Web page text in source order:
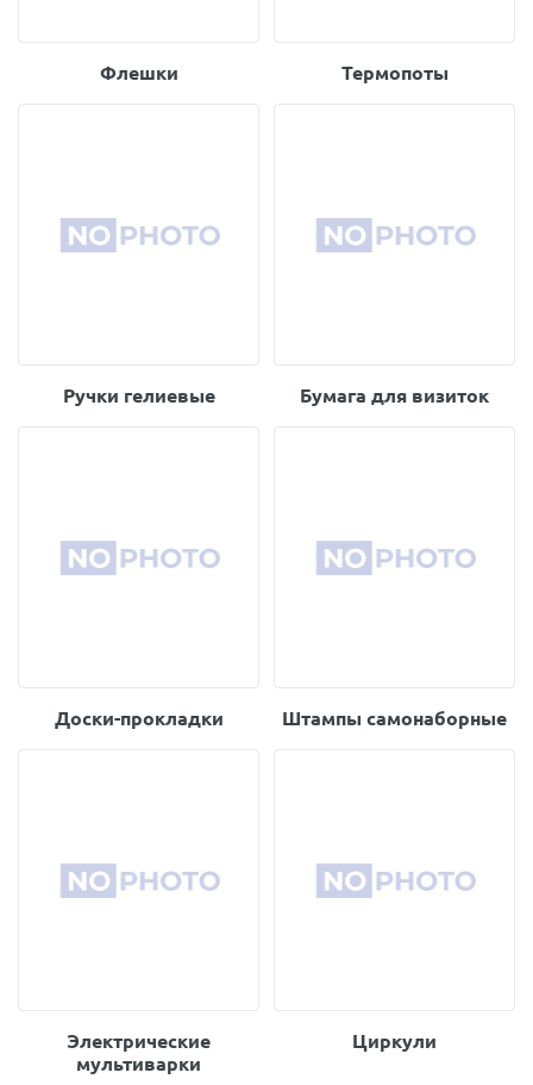
Флешки Термопоты
Ручки гелиевые Бумага для визиток
Доски-прокладки Штампы самонаборные
Электрические
мультиварки
Циркули